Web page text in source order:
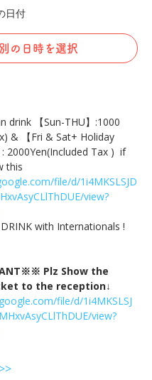
日付
別の日時を選択
drink 【Sun-THU】:1000
& 【Fri & Sat+ Holiday
2000Yen(Included Tax )  if
this
file/d/1i4MKSLSJD
view?
with Internationals !
Plz Show the
to the reception↓
file/d/1i4MKSLSJ
view?